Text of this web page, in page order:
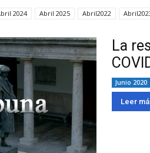
2024 Abril 2025 Abril2022
La
Junio 2020
Leer